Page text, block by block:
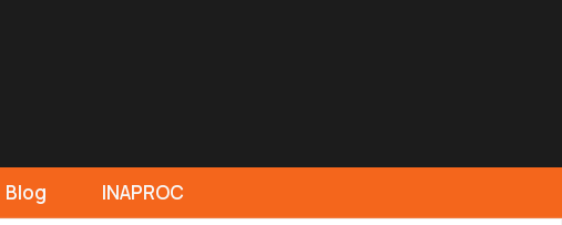
Blog INAPROC